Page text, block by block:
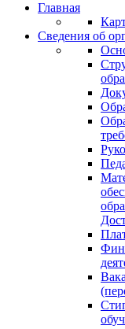
Главная
Сведения об